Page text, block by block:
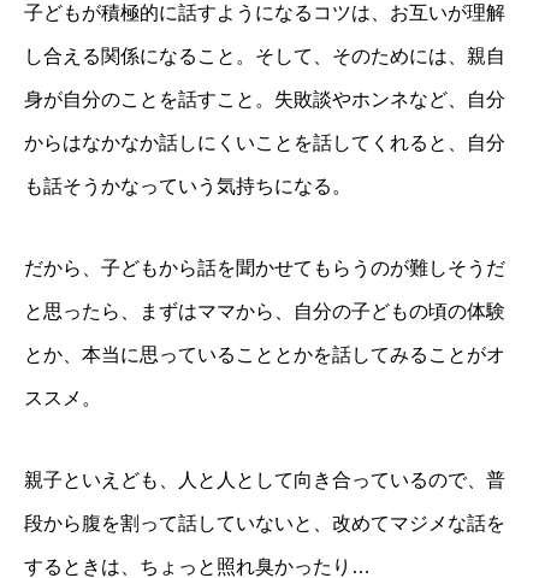
子どもが積極的に話すようになるコツは、お互いが理解
し合える関係になること。そして、そのためには、親自
身が自分のことを話すこと。失敗談やホンネなど、自分
からはなかなか話しにくいことを話してくれると、自分
も話そうかなっていう気持ちになる。
だから、子どもから話を聞かせてもらうのが難しそうだ
と思ったら、まずはママから、自分の子どもの頃の体験
とか、本当に思っていることとかを話してみることがオ
ススメ。
親子といえども、人と人として向き合っているので、普
段から腹を割って話していないと、改めてマジメな話を
するときは、ちょっと照れ臭かったり…